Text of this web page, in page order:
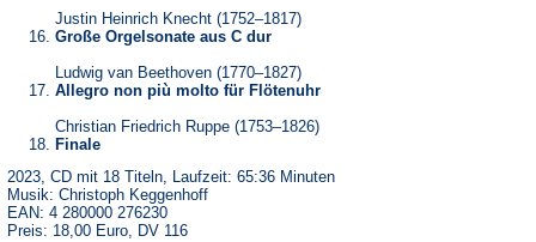
Justin Heinrich Knecht (1752–1817)
Große Orgelsonate aus C dur
Ludwig van Beethoven (1770–1827)
Allegro non più molto für Flötenuhr
Christian Friedrich Ruppe (1753–1826)
Finale
2023, CD mit 18 Titeln, Laufzeit: 65:36 Minuten
Musik: Christoph Keggenhoff
EAN: 4 280000 276230
Preis: 18,00 Euro, DV 116